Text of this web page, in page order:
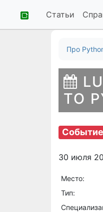
Статьи
Про
TO
30 июля
Место:
Тип: